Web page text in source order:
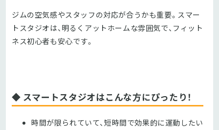
ジムの空気感やスタッフの対応が合うかも重要。スマー
トスタジオは、明るくアットホームな雰囲気で、フィット
ネス初心者も安心です。
◆ スマートスタジオはこんな方にぴったり！
時間が限られていて、短時間で効果的に運動したい